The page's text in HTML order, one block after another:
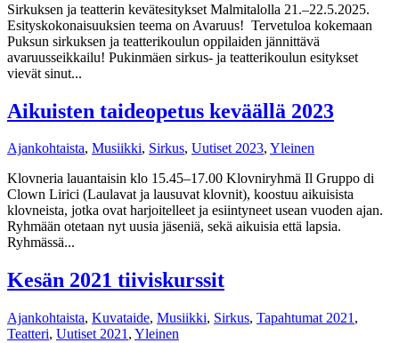
Sirkuksen ja teatterin kevätesitykset Malmitalolla 21.–22.5.2025.
Esityskokonaisuuksien teema on Avaruus! Tervetuloa kokemaan
Puksun sirkuksen ja teatterikoulun oppilaiden jännittävä
avaruusseikkailu! Pukinmäen sirkus- ja teatterikoulun esitykset
vievät sinut...
Aikuisten taideopetus keväällä 2023
Ajankohtaista, Musiikki, Sirkus, Uutiset 2023, Yleinen
Klovneria lauantaisin klo 15.45–17.00 Klovniryhmä Il Gruppo di
Clown Lirici (Laulavat ja lausuvat klovnit), koostuu aikuisista
klovneista, jotka ovat harjoitelleet ja esiintyneet usean vuoden ajan.
Ryhmään otetaan nyt uusia jäseniä, sekä aikuisia että lapsia.
Ryhmässä...
Kesän 2021 tiiviskurssit
Ajankohtaista, Kuvataide, Musiikki, Sirkus, Tapahtumat 2021 ,
Teatteri, Uutiset 2021 , Yleinen